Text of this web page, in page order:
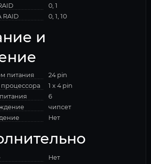
0, 1
RAID
0, 1, 10
и
питания
24 pin
1 x 4 pin
6
чипсет
Нет
Нет